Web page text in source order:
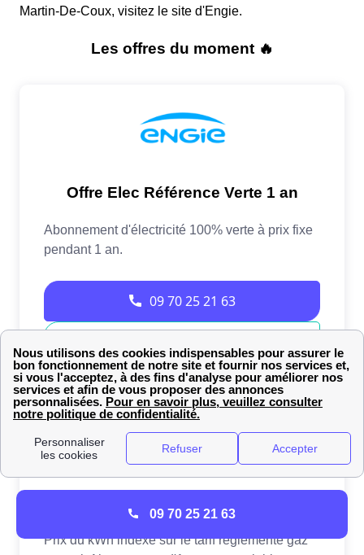
Martin-De-Coux, visitez le site d'Engie.
09 70 25 21 63